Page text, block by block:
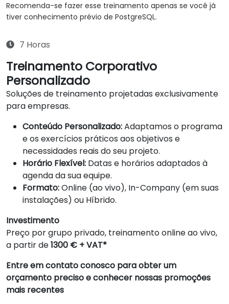
Recomenda-se fazer esse treinamento apenas se você já
tiver conhecimento prévio de PostgreSQL.
7 Horas
Treinamento Corporativo
Personalizado
Soluções de treinamento projetadas exclusivamente
para empresas.
Conteúdo Personalizado:Adaptamos o programa
e os exercícios práticos aos objetivos e
necessidades reais do seu projeto.
Horário Flexível: Datas e horários adaptados à
agenda da sua equipe.
Formato:Online (ao vivo), In-Company (em suas
instalações) ou Híbrido.
Investimento
Preço por grupo privado, treinamento online ao vivo,
a partir de1300 € + VAT*
Entre em contato conosco para obter um
orçamento preciso e conhecer nossas promoções
mais recentes